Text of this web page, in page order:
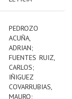
PEDROZO
ACUÑA,
ADRIAN;
FUENTES RUIZ,
CARLOS;
IÑIGUEZ
COVARRUBIAS,
MAURO;